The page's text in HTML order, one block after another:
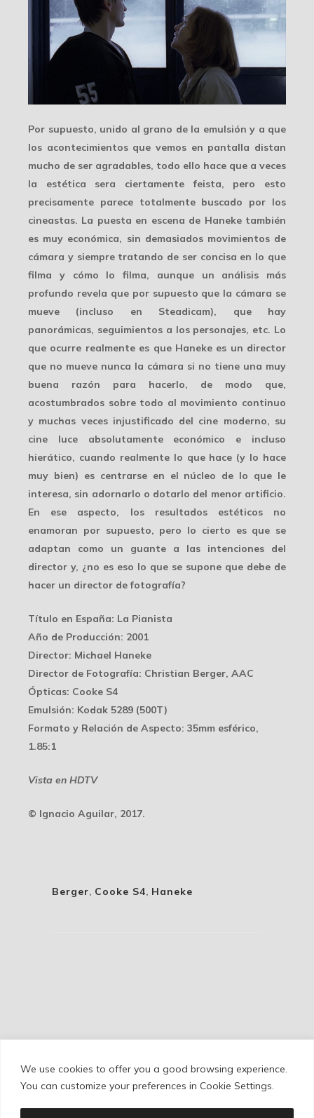
We use cookies to offer you a good browsing experience.
You can customize your preferences in Cookie Settings.
Por supuesto, unido al grano de la emulsión y a que
los acontecimientos que vemos en pantalla distan
mucho de ser agradables, todo ello hace que a veces
la estética sera ciertamentefeista, pero esto
precisamente parece totalmente buscado por los
cineastas. La puesta en escena de Haneke también
es muy económica, sin demasiados movimientos de
cámara y siempre tratando de ser concisa en lo que
filma y cómo lo filma, aunque un análisis más
profundo revela que por supuesto que la cámara se
mueve (incluso en Steadicam), que hay
panorámicas, seguimientos a los personajes, etc. Lo
que ocurre realmente es que Haneke es un director
que no mueve nunca la cámara si no tiene una muy
buena razón para hacerlo, de modo que,
acostumbrados sobre todo al movimiento continuo
y muchas veces injustificado del cine moderno, su
cine luce absolutamente económico e incluso
hierático, cuando realmente lo que hace (y lo hace
muy bien) es centrarse en el núcleo de lo que le
interesa, sin adornarlo o dotarlo del menor artificio.
En ese aspecto, los resultados estéticos no
enamoran por supuesto, pero lo cierto es que se
adaptan como un guante a las intenciones del
director y, ¿no es eso lo que se supone que debe de
hacer un director de fotografía?
Título en España: La Pianista
Año de Producción: 2001
Director: Michael Haneke
Director de Fotografía: Christian Berger, AAC
Ópticas: Cooke S4
Emulsión: Kodak 5289 (500T)
Formato y Relación de Aspecto: 35mm esférico,
1.85:1
Vista en HDTV
© Ignacio Aguilar, 2017.
Berger, Cooke S4, Haneke
Cookie Policy/Privacy Policy /Legal Warning